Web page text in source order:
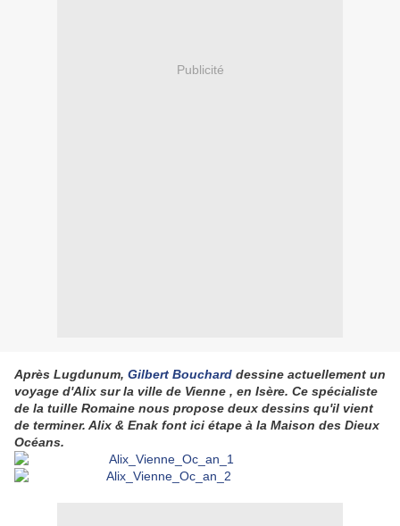
Publicité
Après Lugdunum, Gilbert Bouchard dessine actuellement un
voyage d'Alix sur la ville de Vienne , en Isère. Ce spécialiste
de la tuille Romaine nous propose deux dessins qu'il vient
de terminer. Alix & Enak font ici étape à la Maison des Dieux
Océans.